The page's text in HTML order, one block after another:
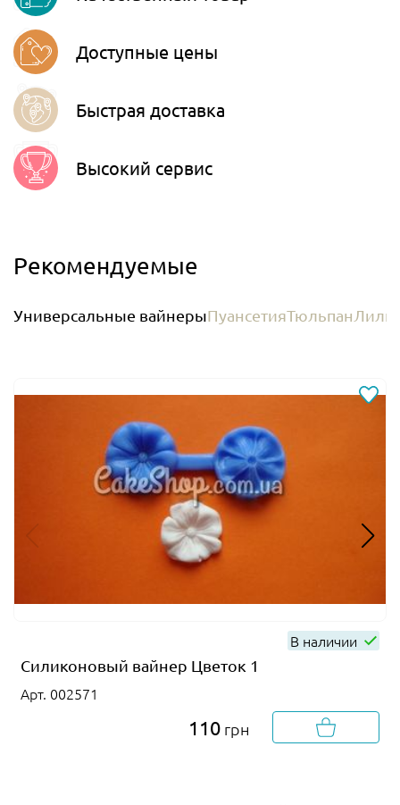
Telegram
Доступные цены
Быстрая доставка
Высокий сервис
Рекомендуемые
Универсальные вайнерыПуансетияТюльпан
В наличии
Силиконовый вайнер Цветок 1
Арт. 002571
110 грн